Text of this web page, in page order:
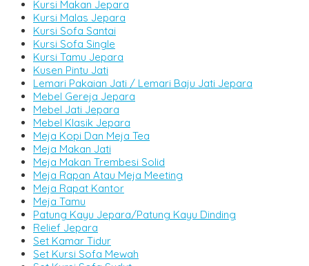
Kursi Makan Jepara
Kursi Malas Jepara
Kursi Sofa Santai
Kursi Sofa Single
Kursi Tamu Jepara
Kusen Pintu Jati
Lemari Pakaian Jati / Lemari Baju Jati Jepara
Mebel Gereja Jepara
Mebel Jati Jepara
Mebel Klasik Jepara
Meja Kopi Dan Meja Tea
Meja Makan Jati
Meja Makan Trembesi Solid
Meja Rapan Atau Meja Meeting
Meja Rapat Kantor
Meja Tamu
Patung Kayu Jepara/Patung Kayu Dinding
Relief Jepara
Set Kamar Tidur
Set Kursi Sofa Mewah